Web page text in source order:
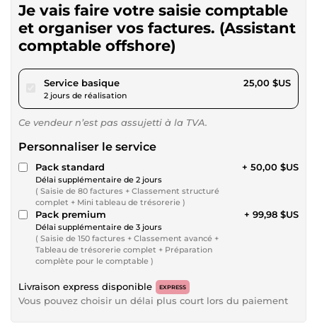
Je vais faire votre saisie comptable
et organiser vos factures. (Assistant
comptable offshore)
Service basiquepour 23,04 $US
2 jours de réalisation
25,00 $US
Ce vendeur n’est pas assujetti à la TVA.
Personnaliser le service
Pack standard
Délai supplémentaire de 2 jours
( Saisie de 80 factures + Classement structuré
complet + Mini tableau de trésorerie )
+ 50,00 $US
Pack premium
Délai supplémentaire de 3 jours
( Saisie de 150 factures + Classement avancé +
Tableau de trésorerie complet + Préparation
complète pour le comptable )
+ 99,98 $US
Livraison express disponible EXPRESS
Vous pouvez choisir un délai plus court lors du paiement